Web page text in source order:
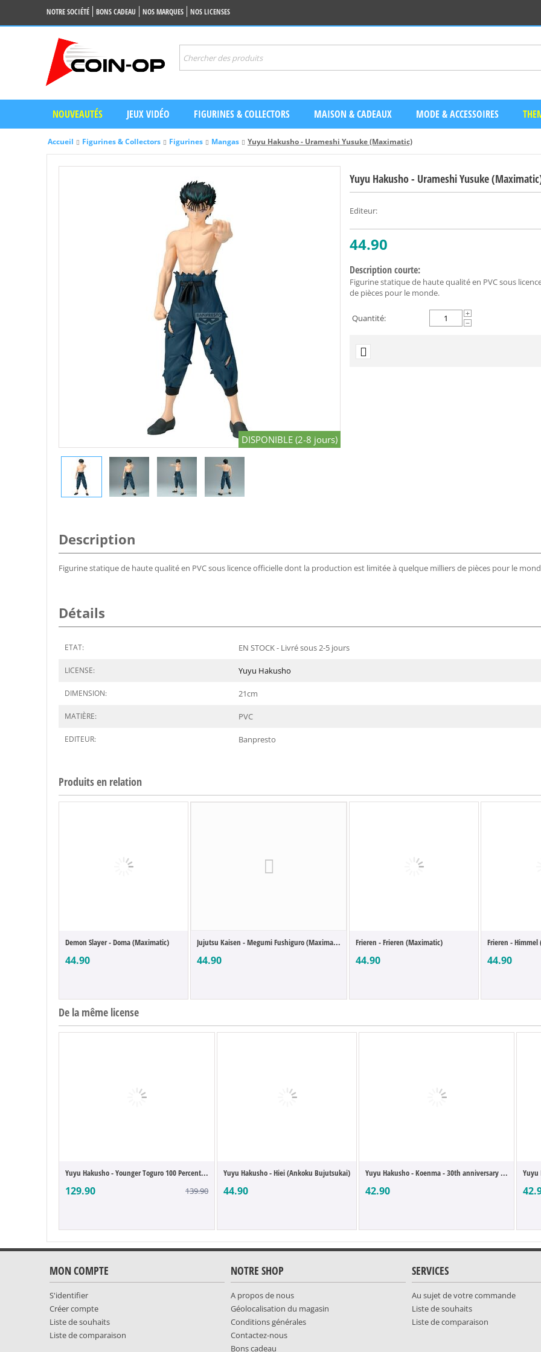
NOTRE SOCIÉTÉ BONS CADEAU NOS MARQUES NOS LICENSES
NOUVEAUTÉS JEUX VIDÉO FIGURINES & COLLECTORS MAISON & CADEAUX MODE & ACCESSOIRES
Accueil Figurines & Collectors Figurines Mangas Yuyu Hakusho - Urameshi Yusuke (Maximatic)
DISPONIBLE (2-8 jours)
Yuyu Hakusho - Urameshi Yusuke
Editeur:
44.90
Description courte:
Figurine statique de haute qualité en PVC sous
de pièces pour le monde.
Quantité:
+
−
Description
Figurine statique de haute qualité en PVC sous licence officielle dont la production est limitée à quelque milliers de pièces pour le
Détails
ETAT: EN STOCK - Livré sous 2-5 jours
LICENSE: Yuyu Hakusho
DIMENSION: 21cm
MATIÈRE: PVC
EDITEUR: Banpresto
Produits en relation
Demon Slayer - Doma (Maximatic)
44.90
Jujutsu Kaisen - Megumi Fushiguro (Maxima...
44.90
Frieren - Frieren (Maximatic)
44.90
Frieren -
44.90
De la même license
Yuyu Hakusho - Younger Toguro 100 Percent...
129.90 139.90
Yuyu Hakusho - Hiei (Ankoku Bujutsukai)
44.90
Yuyu Hakusho - Koenma - 30th anniversary ...
42.90
Yuyu
MON COMPTE
S'identifier
Créer compte
Liste de souhaits
Liste de comparaison
NOTRE SHOP
A propos de nous
Géolocalisation du magasin
Conditions générales
Contactez-nous
Bons cadeau
SERVICES
Au sujet de votre commande
Liste de souhaits
Liste de comparaison